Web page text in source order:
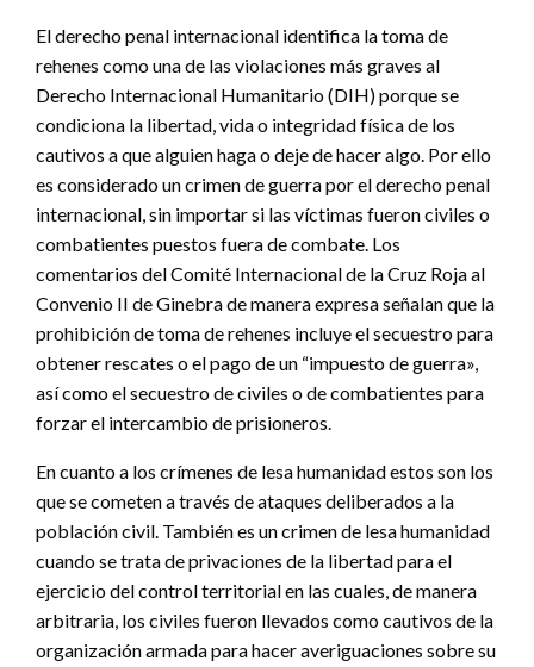
El derecho penal internacional identifica la toma de
rehenes como una de las violaciones más graves al
Derecho Internacional Humanitario (DIH) porque se
condiciona la libertad, vida o integridad física de los
cautivos a que alguien haga o deje de hacer algo. Por ello
es considerado un crimen de guerra por el derecho penal
internacional, sin importar si las víctimas fueron civiles o
combatientes puestos fuera de combate. Los
comentarios del Comité Internacional de la Cruz Roja al
Convenio II de Ginebra de manera expresa señalan que la
prohibición de toma de rehenes incluye el secuestro para
obtener rescates o el pago de un “impuesto de guerra»,
así como el secuestro de civiles o de combatientes para
forzar el intercambio de prisioneros.
En cuanto a los crímenes de lesa humanidad estos son los
que se cometen a través de ataques deliberados a la
población civil. También es un crimen de lesa humanidad
cuando se trata de privaciones de la libertad para el
ejercicio del control territorial en las cuales, de manera
arbitraria, los civiles fueron llevados como cautivos de la
organización armada para hacer averiguaciones sobre su